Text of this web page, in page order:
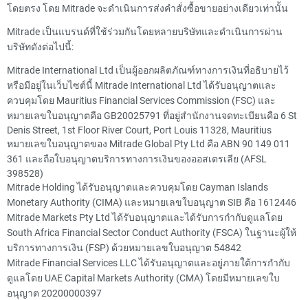
โดยตรง โดย Mitrade จะดำเนินการส่งคำสั่งซื้อขายอย่างเดียวเท่านั้น
Mitrade เป็นแบรนด์ที่ใช้ร่วมกันโดยหลายบริษัทและดำเนินการผ่าน
บริษัทดังต่อไปนี้:
Mitrade International Ltd เป็นผู้ออกผลิตภัณฑ์ทางการเงินที่อธิบายไว้
หรือมีอยู่ในเว็บไซต์นี้ Mitrade International Ltd ได้รับอนุญาตและ
ควบคุมโดย Mauritius Financial Services Commission (FSC) และ
หมายเลขใบอนุญาตคือ GB20025791 ที่อยู่สำนักงานจดทะเบียนคือ 6 St
Denis Street, 1st Floor River Court, Port Louis 11328, Mauritius
หมายเลขใบอนุญาตของ Mitrade Global Pty Ltd คือ ABN 90 149 011
361 และถือใบอนุญาตบริการทางการเงินของออสเตรเลีย (AFSL
398528)
Mitrade Holding ได้รับอนุญาตและควบคุมโดย Cayman Islands
Monetary Authority (CIMA) และหมายเลขใบอนุญาต SIB คือ 1612446
Mitrade Markets Pty Ltd ได้รับอนุญาตและได้รับการกำกับดูแลโดย
South Africa Financial Sector Conduct Authority (FSCA) ในฐานะผู้ให้
บริการทางการเงิน (FSP) ด้วยหมายเลขใบอนุญาต 54842
Mitrade Financial Services LLC ได้รับอนุญาตและอยู่ภายใต้การกำกับ
ดูแลโดย UAE Capital Markets Authority (CMA) โดยมีหมายเลขใบ
อนุญาต 20200000397